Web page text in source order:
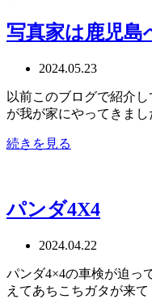
写真家は鹿児島
2024.05.23
以前このブログで紹介
が我が家にやってきま
続きを見る
パンダ4X4
2024.04.22
パンダ4×4の車検が迫っ
えてあちこちガタが来て